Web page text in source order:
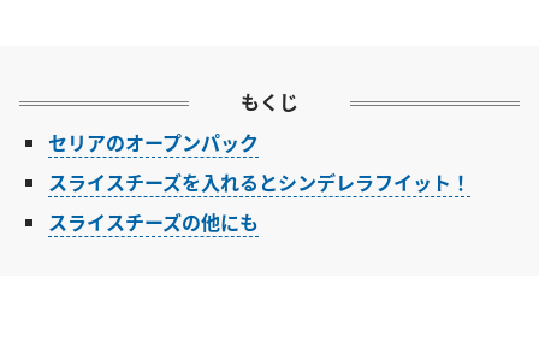
もくじ
セリアのオープンパック
スライスチーズを入れるとシンデレラフイット！
スライスチーズの他にも